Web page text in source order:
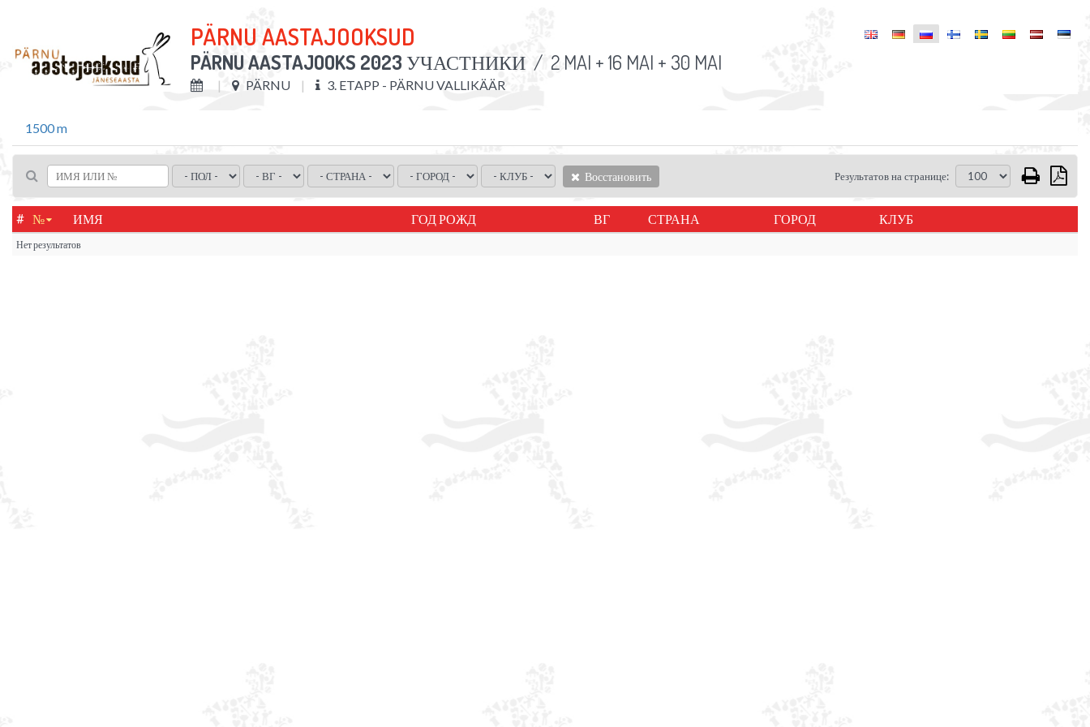
PÄRNU AASTAJOOKSUD
PÄRNU AASTAJOOKS 2023УЧАСТНИКИ / 2 MAI + 16 MAI + 30 MAI
PÄRNU 3. ETAPP - PÄRNU VALLIKÄÄR
1500 m
Восстановить Результатов на странице:
# № ИМЯ ГОД РОЖД ВГ СТРАНА ГОРОД КЛУБ
Нет результатов